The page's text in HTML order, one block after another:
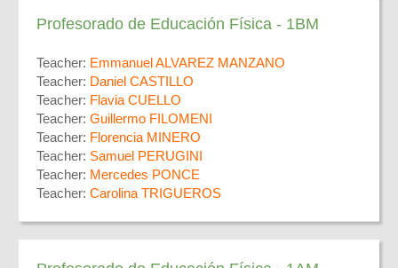
Profesorado de Educación Física - 1BM
Teacher: Emmanuel ALVAREZ MANZANO
Teacher: Daniel CASTILLO
Teacher: Flavia CUELLO
Teacher: Guillermo FILOMENI
Teacher: Florencia MINERO
Teacher: Samuel PERUGINI
Teacher: Mercedes PONCE
Teacher: Carolina TRIGUEROS